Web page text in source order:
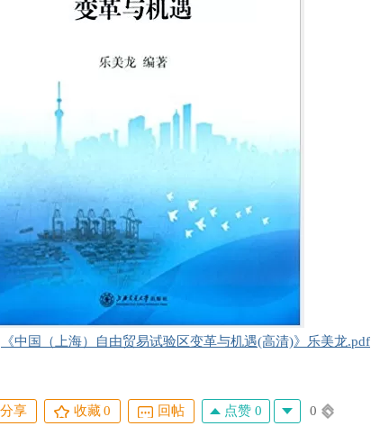
《中国（上海）自由贸易试验区变革与机遇(高清)》乐美龙.pdf
分享 收藏0 回帖 点赞 0 0